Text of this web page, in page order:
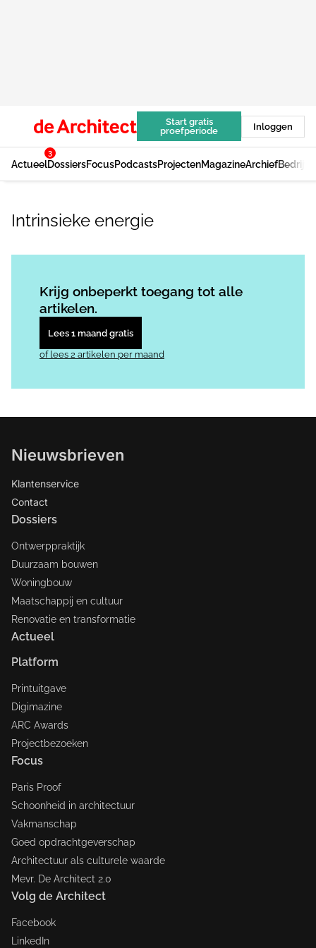
Start gratis
proefperiode
Inloggen
Actueel
3
DossiersFocusPodcastsProjectenMagazineArchief
Intrinsieke energie
Krijg onbeperkt toegang tot alle
artikelen.
Lees 1 maand gratis
of lees 2 artikelen per maand
Nieuwsbrieven
Klantenservice
Contact
Dossiers
Ontwerppraktijk
Duurzaam bouwen
Woningbouw
Maatschappij en cultuur
Renovatie en transformatie
Actueel
Platform
Printuitgave
Digimazine
ARC Awards
Projectbezoeken
Focus
Paris Proof
Schoonheid in architectuur
Vakmanschap
Goed opdrachtgeverschap
Architectuur als culturele waarde
Mevr. De Architect 2.0
Volg de Architect
Facebook
LinkedIn